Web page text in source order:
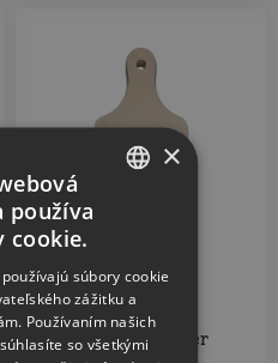
Doštička
Best daddy ever
×
používa
cookie.
súbory cookie
zážitku a
Používaním našich
so všetkými